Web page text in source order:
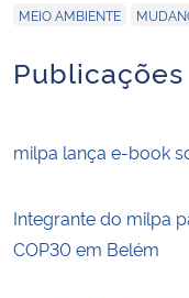
MEIO AMBIENTE
milpa lança e-book
Integrante do milpa
COP30 em Belém